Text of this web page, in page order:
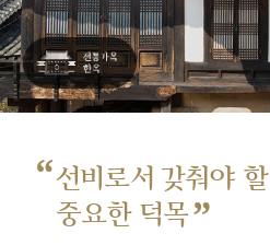
“선비로서 갖춰야 할
중요한 덕목”